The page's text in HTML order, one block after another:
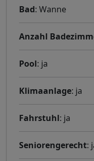
Bad: Wanne
Anzahl
Pool: ja
Klimaanlage: ja
Fahrstuhl: ja
Seniorengerecht: